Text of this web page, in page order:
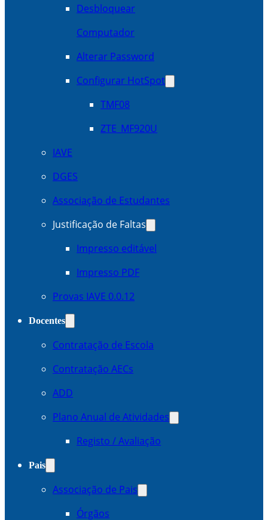
Desbloquear
Computador
Alterar Password
Configurar HotSpot
TMF08
ZTE_MF920U
IAVE
DGES
Associação de Estudantes
Justificação de Faltas
Impresso editável
Impresso PDF
Provas IAVE 0.0.12
Docentes
Contratação de Escola
Contratação AECs
ADD
Plano Anual de Atividades
Registo / Avaliação
Pais
Associação de Pais
Órgãos